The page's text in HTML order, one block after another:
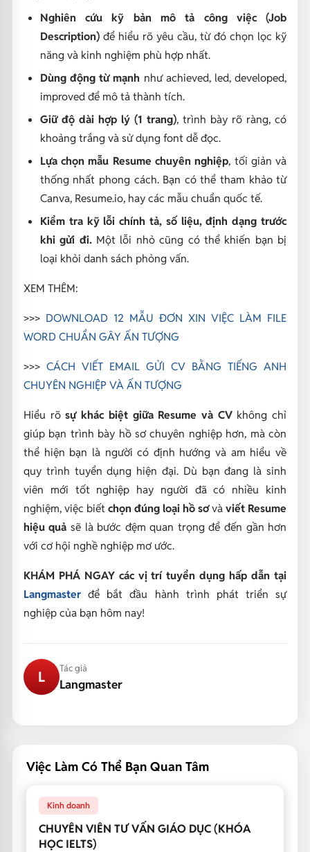
Nghiên cứu kỹ bản mô tả công việc (Job
Description)để hiểu rõ yêu cầu, từ đó chọn lọc kỹ
năng và kinh nghiệm phù hợp nhất.
Dùng động từ mạnh như achieved, led, developed,
improvedđể mô tả thành tích.
Giữ độ dài hợp lý (1 trang), trình bày rõ ràng, có
khoảng trắng và sử dụng font dễ đọc.
Lựa chọn mẫu Resume chuyên nghiệp, tối giản và
thống nhất phong cách. Bạn có thể tham khảo từ
Canva, Resume.io, hay các mẫu chuẩn quốc tế.
Kiểm tra kỹ lỗi chính tả, số liệu, định dạng trước
khi gửi đi.Một lỗi nhỏ cũng có thể khiến bạn bị
loại khỏi danh sách phỏng vấn.
XEM THÊM:
>>> DOWNLOAD 12 MẪU ĐƠN XIN VIỆC LÀM FILE
WORD CHUẨN GÂY ẤN TƯỢNG
>>> CÁCH VIẾT EMAIL GỬI CV BẰNG TIẾNG ANH
CHUYÊN NGHIỆP VÀ ẤN TƯỢNG
Hiểu rõsự khác biệt giữa Resume và CVkhông chỉ
giúp bạn trình bày hồ sơ chuyên nghiệp hơn, mà còn
thể hiện bạn là người có định hướng và am hiểu về
quy trình tuyển dụng hiện đại. Dù bạn đang là sinh
viên mới tốt nghiệp hay người đã có nhiều kinh
nghiệm, việc biết chọn đúng loại hồ sơvàviết Resume
hiệu quả sẽ là bước đệm quan trọng để đến gần hơn
với cơ hội nghề nghiệp mơ ước.
KHÁM PHÁ NGAY các vị trí tuyển dụng hấp dẫn tại
Langmaster để bắt đầu hành trình phát triển sự
nghiệp của bạn hôm nay!
L Tác giả
Langmaster
Việc Làm Có Thể Bạn Quan Tâm
Kinh doanh
CHUYÊN VIÊN TƯ VẤN GIÁO DỤC (KHÓA
HỌC IELTS)